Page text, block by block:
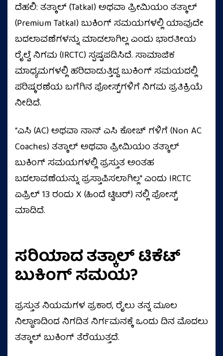
ದೆಹಲಿ: ತತ್ಕಾಲ್ (Tatkal) ಅಥವಾ ಪ್ರೀಮಿಯಂ ತತ್ಕಾಲ್
(Premium Tatkal) ಬುಕಿಂಗ್ ಸಮಯಗಳಲ್ಲಿ ಯಾವುದೇ
ಬದಲಾವಣೆಗಳನ್ನು ಮಾಡಲಾಗಿಲ್ಲ ಎಂದು ಭಾರತೀಯ
ರೈಲ್ವೆ ನಿಗಮ (IRCTC) ಸ್ಪಷ್ಟಪಡಿಸಿದೆ. ಸಾಮಾಜಿಕ
ಮಾಧ್ಯಮಗಳಲ್ಲಿ ಹರಿದಾಡುತ್ತಿದ್ದ ಬುಕಿಂಗ್ ಸಮಯದಲ್ಲಿ
ಪರಿಷ್ಕರಣೆಯ ಬಗೆಗಿನ ಪೋಸ್ಟ್‌ಗಳಿಗೆ ನಿಗಮ ಪ್ರತಿಕ್ರಿಯೆ
ನೀಡಿದೆ.
“ಎಸಿ (AC) ಅಥವಾ ನಾನ್ ಎಸಿ ಕೋಚ್ ಗಳಿಗೆ (Non AC
Coaches) ತತ್ಕಾಲ್ ಅಥವಾ ಪ್ರೀಮಿಯಂ ತತ್ಕಾಲ್
ಬುಕಿಂಗ್ ಸಮಯಗಳಲ್ಲಿ ಪ್ರಸ್ತುತ ಅಂತಹ
ಬದಲಾವಣೆಯನ್ನು ಪ್ರಸ್ತಾಪಿಸಲಾಗಿಲ್ಲ" ಎಂದು IRCTC
ಏಪ್ರಿಲ್ 13 ರಂದು X (ಹಿಂದೆ ಟ್ವಿಟರ್) ನಲ್ಲಿ ಪೋಸ್ಟ್
ಮಾಡಿದೆ.
ಸರಿಯಾದ ತತ್ಕಾಲ್ ಟಿಕೆಟ್
ಬುಕಿಂಗ್ ಸಮಯ?
ಪ್ರಸ್ತುತ ನಿಯಮಗಳ ಪ್ರಕಾರ, ರೈಲು ತನ್ನ ಮೂಲ
ನಿಲ್ದಾಣದಿಂದ ನಿಗದಿತ ನಿರ್ಗಮನಕ್ಕೆ ಒಂದು ದಿನ ಮೊದಲು
ತತ್ಕಾಲ್ ಬುಕಿಂಗ್ ತೆರೆಯುತ್ತದೆ.